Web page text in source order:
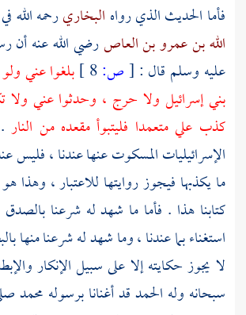
فأما الحديث الذي رواه البخاريرحمه
الله بن عمرو بن العاصرضي الله عنه أن
عليه وسلم قال : [ص:
بلغوا عني
بني إسرائيل ولا حرج ، وحدثوا عني ولا
كذب علي متعمدا فليتبوأ مقعده من النار
الإسرائيليات المسكوت عنها عندنا ، فليس
ما يكذبها فيجوز روايتها للاعتبار ، وهذا
كتابنا هذا . فأما ما شهد له شرعنا بالصدق
استغناء بما عندنا ، وما شهد له شرعنا منها
لا يجوز حكايته إلا على سبيل الإنكار
سبحانه وله الحمد قد أغنانا برسوله محمد